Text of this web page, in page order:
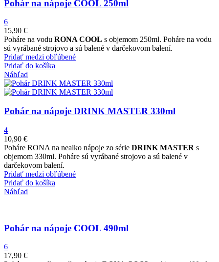
Pohár na nápoje COOL 250ml
6
15,90 €
Poháre na vodu RONA COOL s objemom 250ml. Poháre na vodu
sú vyrábané strojovo a sú balené v darčekovom balení.
Pridať medzi obľúbené
Pridať do košíka
Náhľad
Pohár na nápoje DRINK MASTER 330ml
4
10,90 €
Poháre RONA na nealko nápoje zo série DRINK MASTER s
objemom 330ml. Poháre sú vyrábané strojovo a sú balené v
darčekovom balení.
Pridať medzi obľúbené
Pridať do košíka
Náhľad
Pohár na nápoje COOL 490ml
6
17,90 €